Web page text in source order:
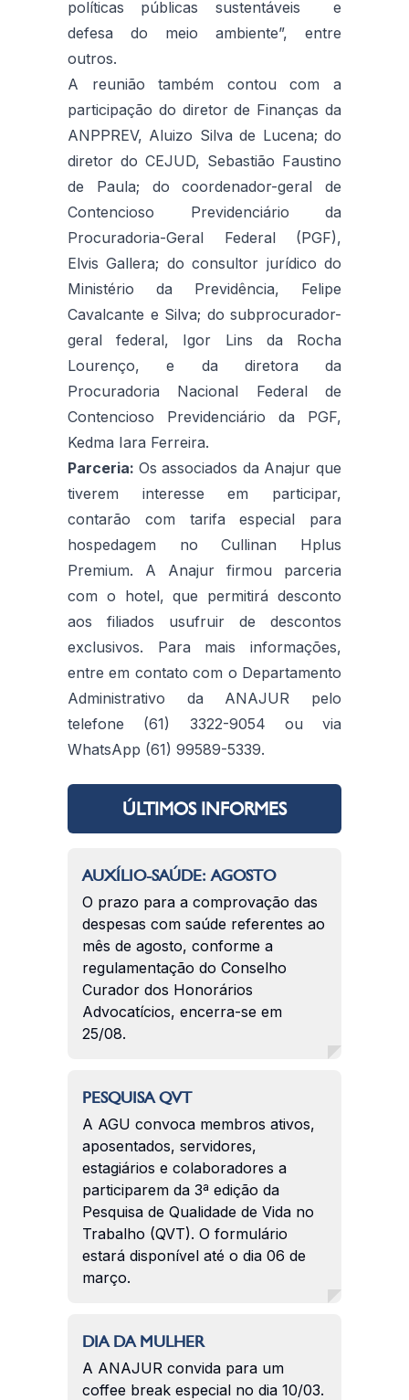
políticas públicas sustentáveis e
defesa do meio ambiente”, entre
outros.
A reunião também contou com a
participação do diretor de Finanças da
ANPPREV, Aluizo Silva de Lucena; do
diretor do CEJUD, Sebastião Faustino
de Paula; do coordenador-geral de
Contencioso Previdenciário da
Procuradoria-Geral Federal (PGF),
Elvis Gallera; do consultor jurídico do
Ministério da Previdência, Felipe
Cavalcante e Silva; do subprocurador-
geral federal, Igor Lins da Rocha
Lourenço, e da diretora da
Procuradoria Nacional Federal de
Contencioso Previdenciário da PGF,
Kedma Iara Ferreira.
Parceria: Os associados da Anajur que
tiverem interesse em participar,
contarão com tarifa especial para
hospedagem no Cullinan Hplus
Premium. A Anajur firmou parceria
com o hotel, que permitirá desconto
aos filiados usufruir de descontos
exclusivos. Para mais informações,
entre em contato com o Departamento
Administrativo da ANAJUR pelo
telefone (61) 3322-9054 ou via
WhatsApp (61) 99589-5339.
ÚLTIMOS INFORMES
AUXÍLIO-SAÚDE: AGOSTO
O prazo para a comprovação das
despesas com saúde referentes ao
mês de agosto, conforme a
regulamentação do Conselho
Curador dos Honorários
Advocatícios, encerra-se em
25/08.
PESQUISA QVT
A AGU convoca membros ativos,
aposentados, servidores,
estagiários e colaboradores a
participarem da 3ª edição da
Pesquisa de Qualidade de Vida no
Trabalho (QVT). O formulário
estará disponível até o dia 06 de
março.
DIA DA MULHER
A ANAJUR convida para um
coffee break especial no dia 10/03.